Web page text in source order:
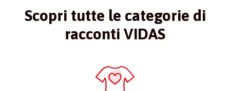
Scopri tutte le categorie di
racconti VIDAS